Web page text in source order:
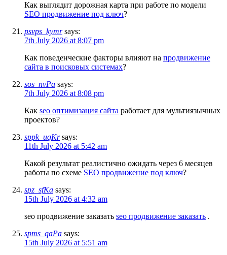
Как выглядит дорожная карта при работе по модели
SEO продвижение под ключ?
psvps_kymr says:
7th July 2026 at 8:07 pm
Как поведенческие факторы влияют на продвижение
сайта в поисковых системах?
sos_nvPa says:
7th July 2026 at 8:08 pm
Как seo оптимизация сайта работает для мультиязычных
проектов?
sppk_uqKr says:
11th July 2026 at 5:42 am
Какой результат реалистично ожидать через 6 месяцев
работы по схеме SEO продвижение под ключ?
spz_sfKa says:
15th July 2026 at 4:32 am
seo продвижение заказать seo продвижение заказать .
spms_qaPa says:
15th July 2026 at 5:51 am